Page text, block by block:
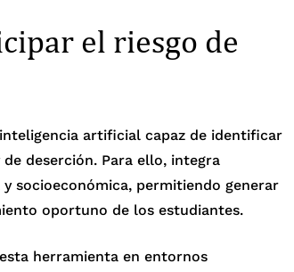
el riesgo de
artificial capaz de identificar
deserción. Para ello, integra
socioeconómica, permitiendo generar
oportuno de los estudiantes.
herramienta en entornos